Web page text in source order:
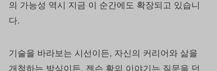
의 가능성 역시 지금 이 순간에도 확장되고 있습니
다.
기술을 바라보는 시선이든, 자신의 커리어와 삶을
개척하는 방식이든, 젠슨 황의 이야기는 질문을 던